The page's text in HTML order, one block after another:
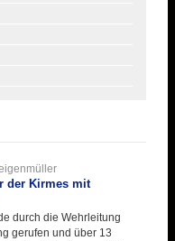
der Kirmes mit
durch die Wehrleitung
gerufen und über 13